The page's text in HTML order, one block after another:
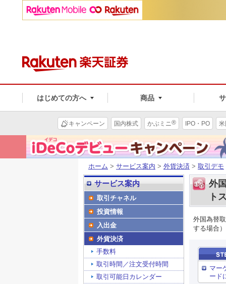
はじめての方へ 商品
キャンペーン 国内株式 かぶミニ® IPO・PO
ホーム > サービス案内 > 外貨決済 > 取引デモ
外
ト
外国為替
する場合）
マー
ード
サービス案内
取引チャネル
投資情報
入出金
外貨決済
手数料
取引時間／注文受付時間
取引可能日カレンダー